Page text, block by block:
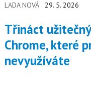
LADA NOVÁ 29. 5. 2026
Třináct užitečných funkcí Google
Chrome, které
nevyužíváte